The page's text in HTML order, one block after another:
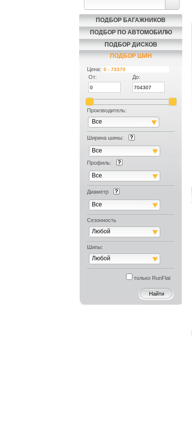
ПОДБОР БАГАЖНИКОВ
ПОДБОР ПО АВТОМОБИЛЮ
ПОДБОР ДИСКОВ
ПОДБОР ШИН
Цена:
От:
До:
Производитель:
Все
Ширина шины:
Все
Профиль:
Все
Диаметр
Все
Сезонность
Любой
Шипы:
Любой
только RunFlat